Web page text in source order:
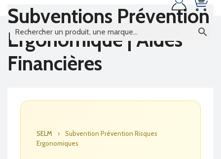

Subventions Prévention
Ergonomique | Aides
Financières
SELM ›
Subvention Prévention Risques
Ergonomiques